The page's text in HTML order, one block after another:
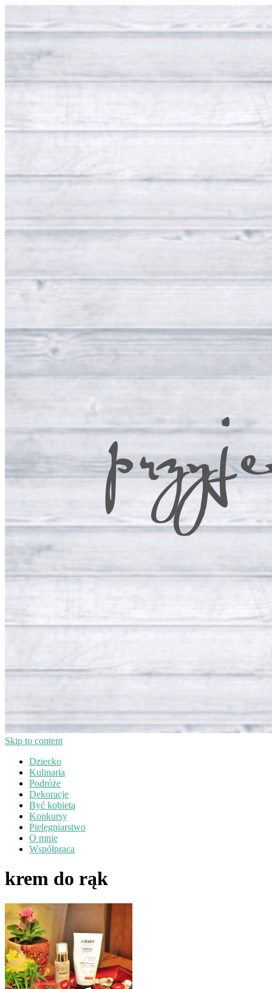
Skip to content
Dziecko
Kulinaria
Podróże
Dekoracje
Być kobietą
Konkursy
Pielęgniarstwo
O mnie
Współpraca
krem do rąk